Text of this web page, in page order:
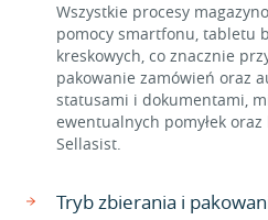
Wszystkie procesy
pomocy smartfonu, tabletu
kreskowych, co znacznie
pakowanie zamówień oraz
statusami i dokumentami,
ewentualnych pomyłek
Sellasist.
Tryb zbierania i